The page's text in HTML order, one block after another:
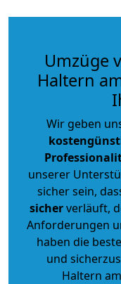
Umzüge
Haltern
Wir geben
unserer
sicher sein,
sicherverläuft,
Anforderungen
haben die
und
Haltern